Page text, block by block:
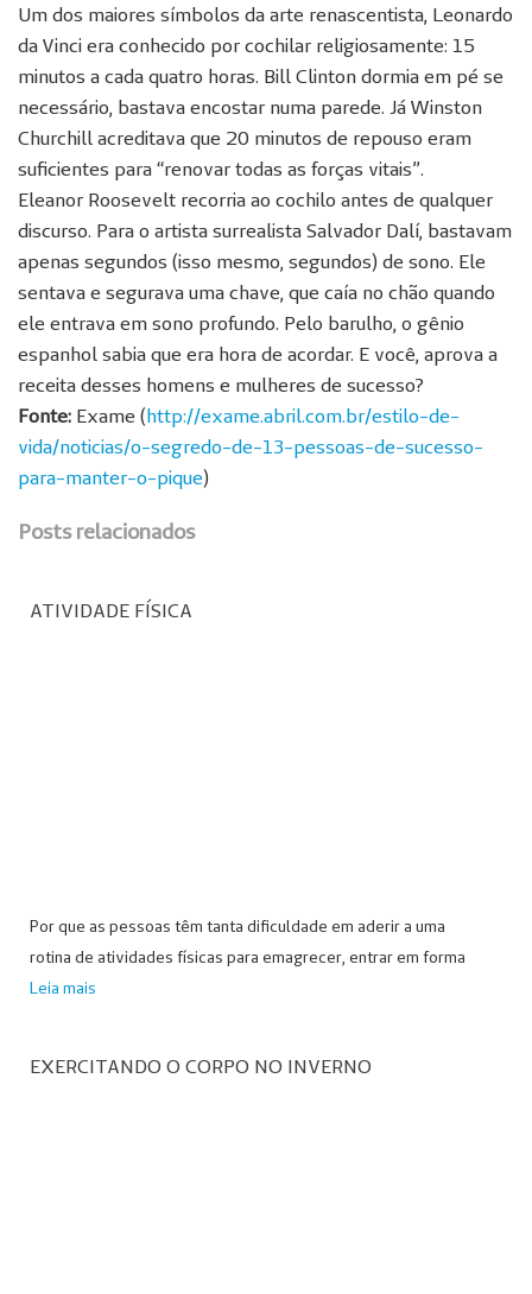
Um dos maiores símbolos da arte renascentista, Leonardo
da Vinci era conhecido por cochilar religiosamente: 15
minutos a cada quatro horas. Bill Clinton dormia em pé se
necessário, bastava encostar numa parede. Já Winston
Churchill acreditava que 20 minutos de repouso eram
suficientes para “renovar todas as forças vitais”.
Eleanor Roosevelt recorria ao cochilo antes de qualquer
discurso. Para o artista surrealista Salvador Dalí, bastavam
apenas segundos (isso mesmo, segundos) de sono. Ele
sentava e segurava uma chave, que caía no chão quando
ele entrava em sono profundo. Pelo barulho, o gênio
espanhol sabia que era hora de acordar. E você, aprova a
receita desses homens e mulheres de sucesso?
Fonte: Exame (http://exame.abril.com.br/estilo-de-
vida/noticias/o-segredo-de-13-pessoas-de-sucesso-
para-manter-o-pique)
Posts relacionados
ATIVIDADE FÍSICA
Por que as pessoas têm tanta dificuldade em aderir a uma
rotina de atividades físicas para emagrecer, entrar em forma
Leia mais
EXERCITANDO O CORPO NO INVERNO